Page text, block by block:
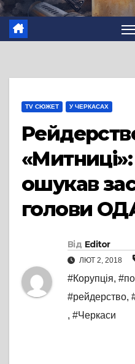
TV СЮЖЕТ У ЧЕРКАСАХ
ошукав
голови
Від Editor
ЛЮТ 2, 2018
#Корупція,
#рейдерство,
, #Черкаси